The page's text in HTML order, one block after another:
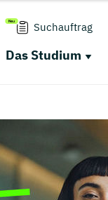
Suchauftrag
Das Studium